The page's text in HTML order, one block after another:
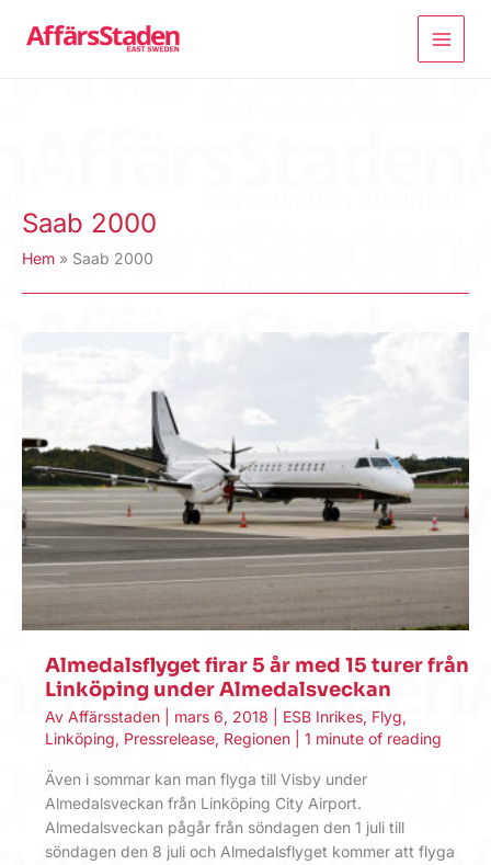
Saab 2000
Hem Saab 2000
Almedalsflyget firar 5 år med 15 turer från
Linköping under Almedalsveckan
Av Affärsstaden mars 6, 2018 ESB Inrikes, Flyg,
Linköping, Pressrelease, Regionen 1 minute of reading
Även i sommar kan man flyga till Visby under
Almedalsveckan från Linköping City Airport.
Almedalsveckan pågår från söndagen den 1 juli till
söndagen den 8 juli och Almedalsflyget kommer att flyga